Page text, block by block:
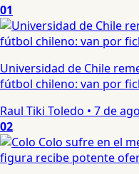
01
Universidad de Chile
fútbol chileno: van por
Raul Tiki Toledo • 7 de
02